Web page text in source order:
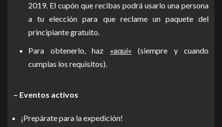
2019. El cupón que recibas podrá usarlo una persona
a tu elección para que reclame un paquete del
principiante gratuito.
Para obtenerlo, haz «aquí» (siempre y cuando
cumplas los requisitos).
– Eventos activos
¡Prepárate para la expedición!